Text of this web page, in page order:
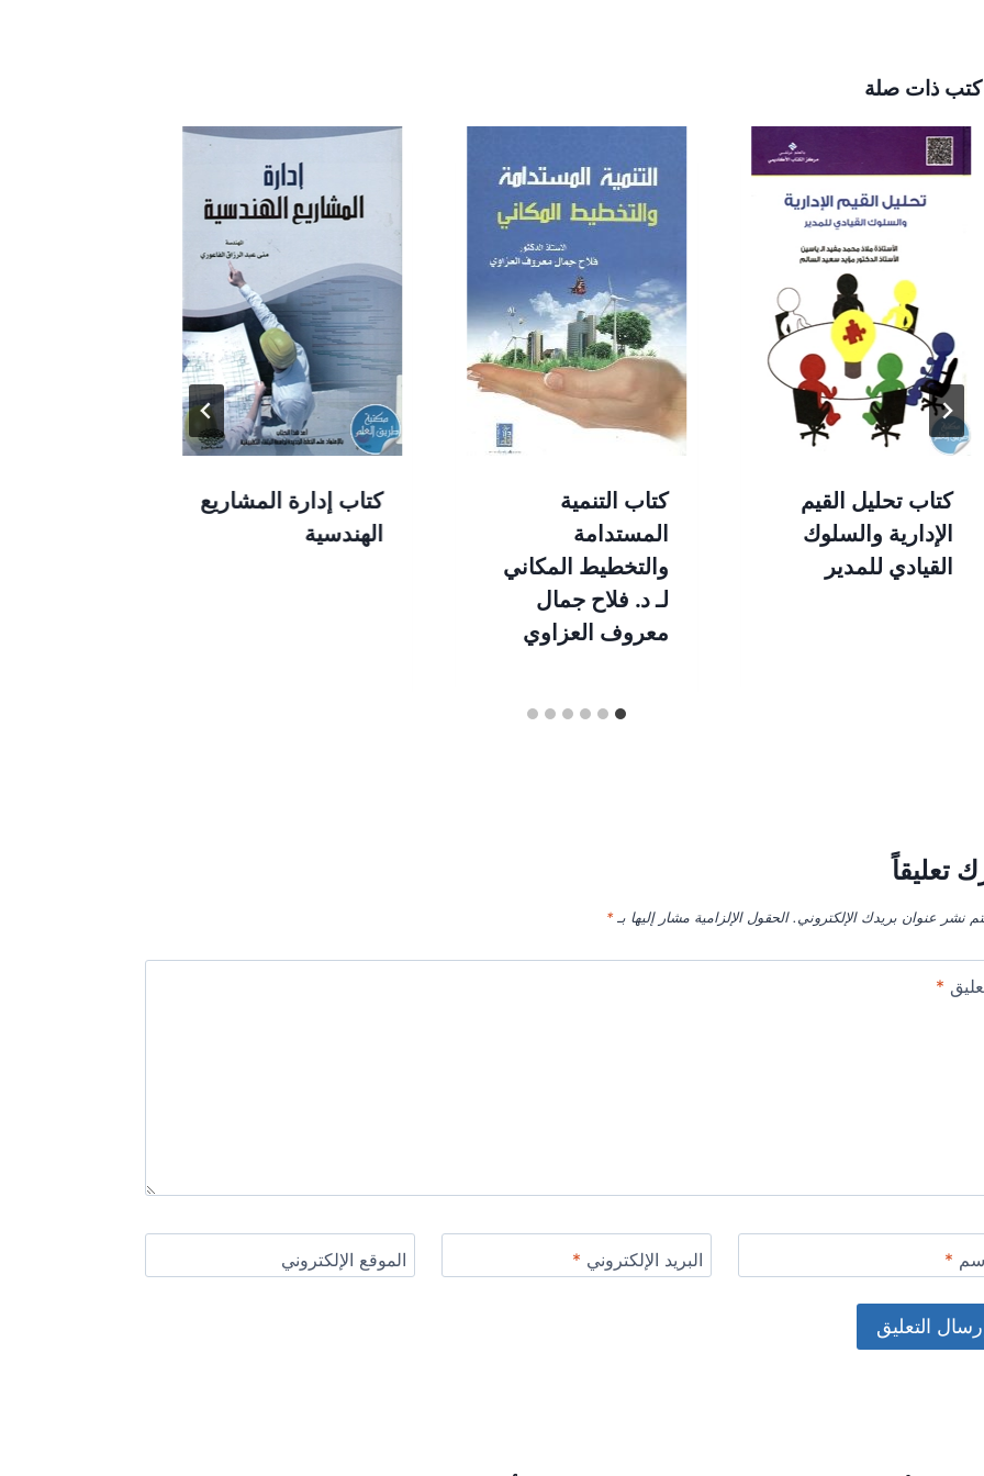
كتب ذات صلة
كتاب تحليل القيم
الإدارية والسلوك
القيادي للمدير
كتاب التنمية
المستدامة
والتخطيط المكاني
لـ د. فلاح جمال
معروف العزاوي
كتاب إدارة المشاريع
الهندسية
تعليقاً
نشر عنوان بريدك الإلكتروني. الحقول الإلزامية مشار إليها بـ*
*
* البريد الإلكتروني * الموقع الإلكتروني